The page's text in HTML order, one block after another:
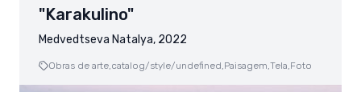
"Karakulino"
Medvedtseva Natalya, 2022
Obras de arte,catalog/style/undefined,Paisagem,Tela,Foto